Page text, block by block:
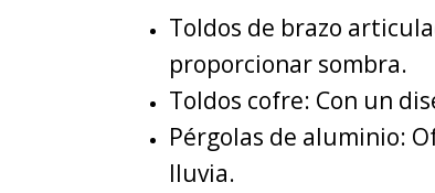
Toldos de brazo
proporcionar sombra.
Toldos cofre: Con un
Pérgolas de aluminio:
lluvia.